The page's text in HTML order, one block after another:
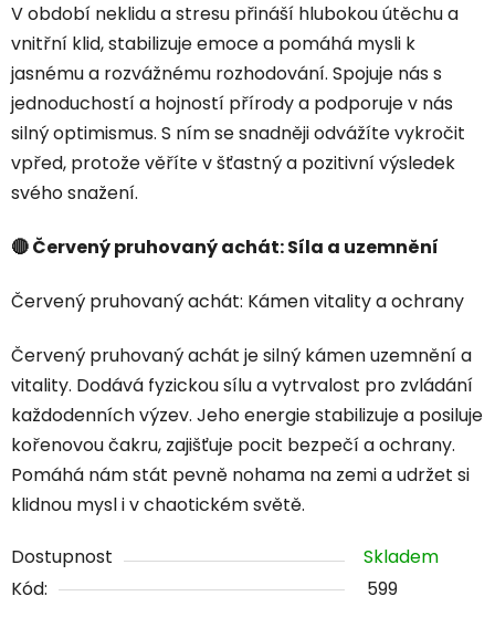
V období neklidu a stresu přináší hlubokou útěchu a
vnitřní klid, stabilizuje emoce a pomáhá mysli k
jasnému a rozvážnému rozhodování. Spojuje nás s
jednoduchostí a hojností přírody a podporuje v nás
silný optimismus. S ním se snadněji odvážíte vykročit
vpřed, protože věříte v šťastný a pozitivní výsledek
svého snažení.
🔴 Červený pruhovaný achát: Síla a uzemnění
Červený pruhovaný achát: Kámen vitality a ochrany
Červený pruhovaný achát je silný kámen uzemnění a
vitality. Dodává fyzickou sílu a vytrvalost pro zvládání
každodenních výzev. Jeho energie stabilizuje a posiluje
kořenovou čakru, zajišťuje pocit bezpečí a ochrany.
Pomáhá nám stát pevně nohama na zemi a udržet si
klidnou mysl i v chaotickém světě.
Dostupnost
Skladem
Kód:
599